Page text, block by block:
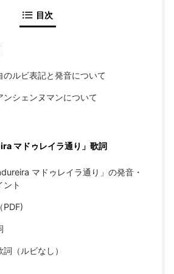
目次
のルビ表記と発音について
ンシェンヌマンについて
マドゥレイラ通り」歌詞
マドゥレイラ通り」の発音・
ント
PDF)
（ルビなし）